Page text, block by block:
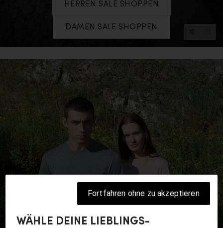
HERREN SALE SHOPPEN
DAMEN SALE SHOPPEN
WÄHLE DEINE LIEBLINGS-
Fortfahren ohne zu akzeptieren